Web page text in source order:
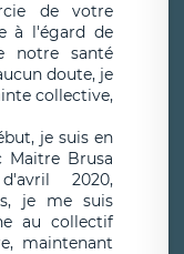
de votre
à l'égard de
notre santé
doute, je
collective,
je suis en
Maitre Brusa
2020,
je me suis
au collectif
maintenant